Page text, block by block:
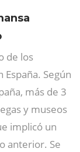
de los
Según
más de 3
y museos
implicó un
anterior. Se